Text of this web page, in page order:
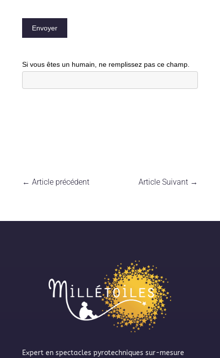
Envoyer
Si vous êtes un humain, ne remplissez pas ce champ.
← Article précédent Article Suivant →
Expert en spectacles pyrotechniques sur-mesure